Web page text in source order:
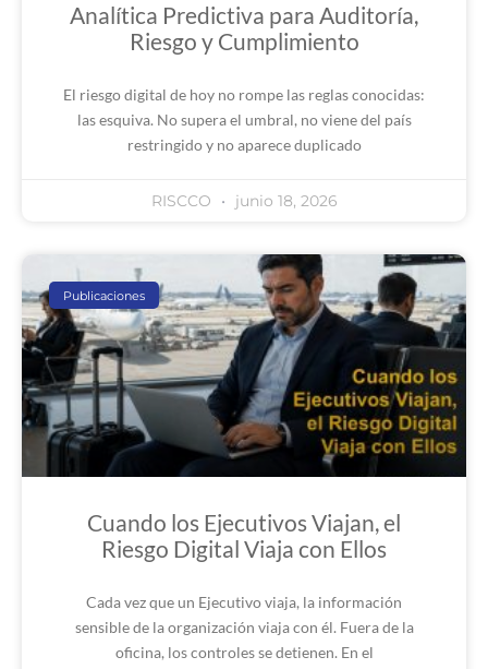
Analítica Predictiva para Auditoría,
Riesgo y Cumplimiento
El riesgo digital de hoy no rompe las reglas conocidas:
las esquiva. No supera el umbral, no viene del país
restringido y no aparece duplicado
RISCCO junio 18, 2026
Publicaciones
Cuando los Ejecutivos Viajan, el
Riesgo Digital Viaja con Ellos
Cada vez que un Ejecutivo viaja, la información
sensible de la organización viaja con él. Fuera de la
oficina, los controles se detienen. En el